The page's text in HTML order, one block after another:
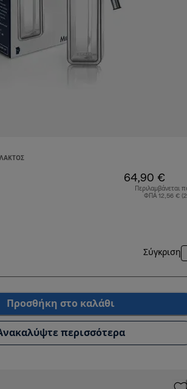
64,90 €
Περιλαμβάνεται
ΦΠΑ 12,56 €
Σύγκριση
Προσθήκη στο καλάθι
περισσότερα